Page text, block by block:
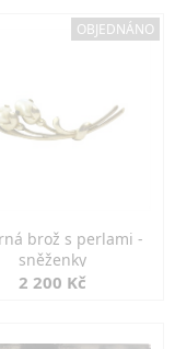
OBJEDNÁNO
brož s perlami -
sněženky
2 200 Kč